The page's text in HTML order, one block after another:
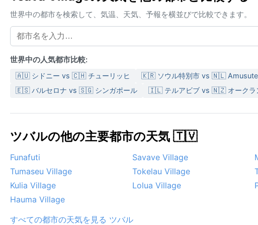
世界中の都市を検索して、気温、天気、予報を横並びで比較できます。
世界中の人気都市比較:
🇦🇺 シドニー vs 🇨🇭 チューリッヒ 🇰🇷 ソウル特別市 vs 🇳🇱
🇪🇸 バルセロナ vs 🇸🇬 シンガポール
🇮🇱 テルアビブ vs 🇳🇿 オークラ
ツバルの他の主要都市の天気 🇹🇻
Funafuti Savave Village
Tumaseu Village
Tokelau Village
Kulia Village
Lolua Village
Hauma Village
すべての都市の天気を見る ツバル